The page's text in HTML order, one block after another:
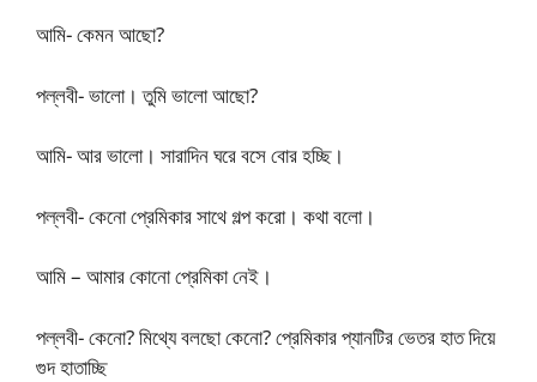
আমি- কেমন আছো?
পল্লবী- ভালো। তুমি ভালো আছো?
আমি- আর ভালো। সারাদিন ঘরে বসে বোর হচ্ছি।
পল্লবী- কেনো প্রেমিকার সাথে গল্প করো। কথা বলো।
আমি – আমার কোনো প্রেমিকা নেই।
পল্লবী- কেনো? মিথ্যে বলছো কেনো? প্রেমিকার প্যানটির ভেতর হাত দিয়ে
গুদ হাতাচ্ছি